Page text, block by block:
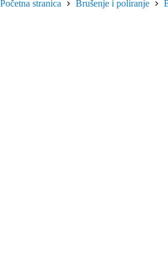
Početna stranica Brušenje i poliranje